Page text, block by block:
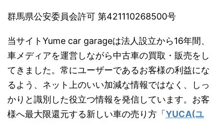
群馬県公安委員会許可 第421110268500号
当サイトYume car garageは法人設立から16年間、
車メディアを運営しながら中古車の買取・販売をし
てきました。常にユーザーであるお客様の利益にな
るよう、ネット上のいい加減な情報ではなく、しっ
かりと識別した役立つ情報を発信しています。お客
様へ最大限還元する新しい車の売り方「 YUCA(ユ